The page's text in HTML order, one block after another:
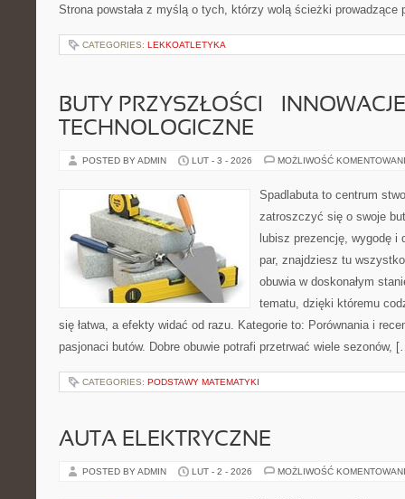
Strona powstała z myślą o tych, którzy wolą ścieżki
CATEGORIES: LEKKOATLETYKA
BUTY PRZYSZŁOŚCI – INNOWACJE
TECHNOLOGICZNE
POSTED BY ADMIN LUT - 3 - 2026 MOŻLIWOŚĆ
Spadlabuta to centrum
zatroszczyć się o swoje
lubisz prezencję, wygodę i
par, znajdziesz tu
obuwia w doskonałym
tematu, dzięki któremu
się łatwa, a efekty widać od razu. Kategorie to: Porównania i
pasjonaci butów. Dobre obuwie potrafi przetrwać wiele sezonów,
CATEGORIES: PODSTAWY MATEMATYKI
AUTA ELEKTRYCZNE
POSTED BY ADMIN LUT - 2 - 2026 MOŻLIWOŚĆ